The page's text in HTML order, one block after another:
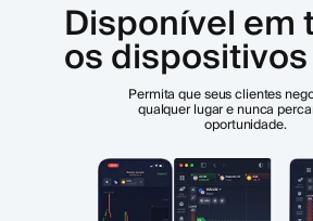
Disponível em
os dispositivos
Permita que seus clientes
qualquer lugar e nunca
oportunidade.